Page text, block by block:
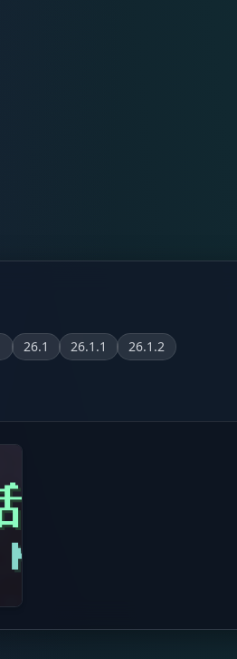
26.1 26.1.1 26.1.2